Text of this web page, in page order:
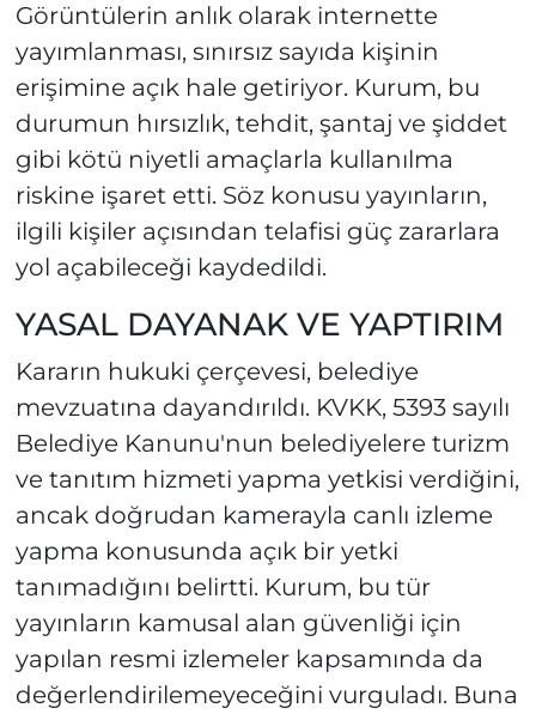
Görüntülerin anlık olarak internette
yayımlanması, sınırsız sayıda kişinin
erişimine açık hale getiriyor. Kurum, bu
durumun hırsızlık, tehdit, şantaj ve şiddet
gibi kötü niyetli amaçlarla kullanılma
riskine işaret etti. Söz konusu yayınların,
ilgili kişiler açısından telafisi güç zararlara
yol açabileceği kaydedildi.
YASAL DAYANAK VE YAPTIRIM
Kararın hukuki çerçevesi, belediye
mevzuatına dayandırıldı. KVKK, 5393 sayılı
Belediye Kanunu'nun belediyelere turizm
ve tanıtım hizmeti yapma yetkisi verdiğini,
ancak doğrudan kamerayla canlı izleme
yapma konusunda açık bir yetki
tanımadığını belirtti. Kurum, bu tür
yayınların kamusal alan güvenliği için
yapılan resmi izlemeler kapsamında da
değerlendirilemeyeceğini vurguladı. Buna